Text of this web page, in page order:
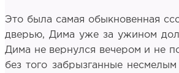
Это была самая обыкновенная
дверью, Дима уже за ужином
Дима не вернулся вечером и не
без того забрызганные